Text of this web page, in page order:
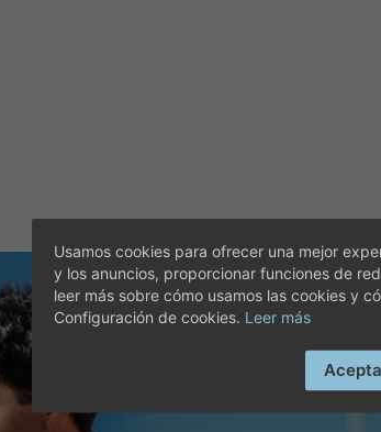
Usamos cookies para ofrecer una mejor
y los anuncios, proporcionar funciones de
leer más sobre cómo usamos las cookies y
Configuración de cookies. Leer más